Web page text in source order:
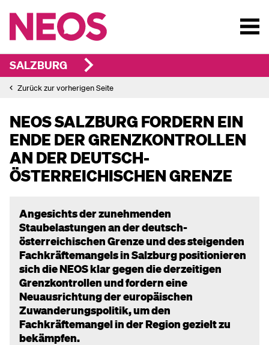
SALZBURG
Zurück zur vorherigen Seite
NEOS SALZBURG FORDERN EIN
ENDE DER GRENZKONTROLLEN
AN DER DEUTSCH-
ÖSTERREICHISCHEN GRENZE
Angesichts der zunehmenden
Staubelastungen an der deutsch-
österreichischen Grenze und des steigenden
Fachkräftemangels in Salzburg positionieren
sich die NEOS klar gegen die derzeitigen
Grenzkontrollen und fordern eine
Neuausrichtung der europäischen
Zuwanderungspolitik, um den
Fachkräftemangel in der Region gezielt zu
bekämpfen.